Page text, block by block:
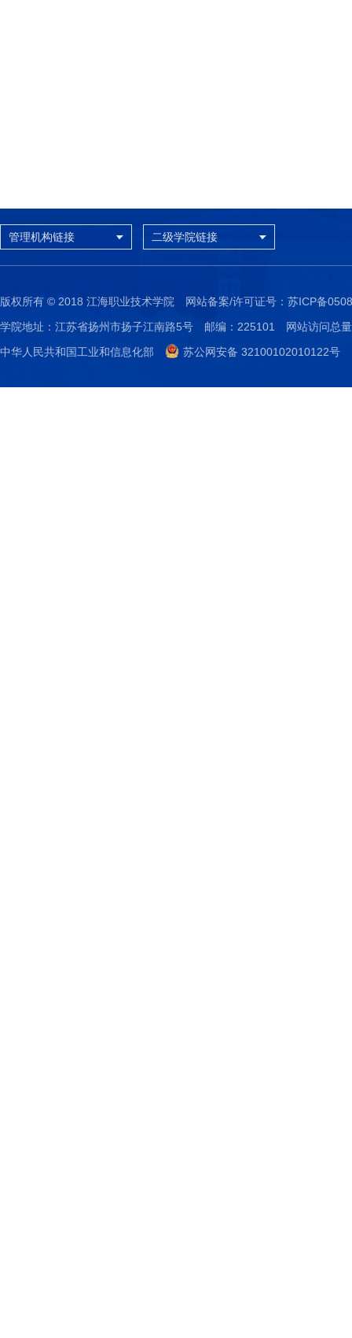
管理机构链接 二级学院链接
版权所有 © 2018 江海职业技术学院 网站备案/许可证号： 苏ICP备
学院地址：江苏省扬州市扬子江南路5号
邮编：225101
网站访问总
中华人民共和国工业和信息化部
苏公网安备 32100102010122号